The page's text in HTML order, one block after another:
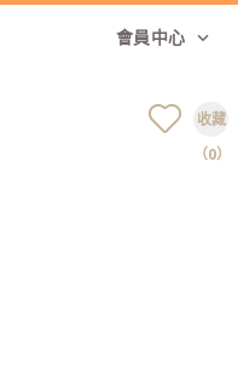
會員中心
收藏
（0）